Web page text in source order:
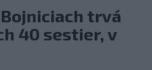
trvá
40 sestier, v